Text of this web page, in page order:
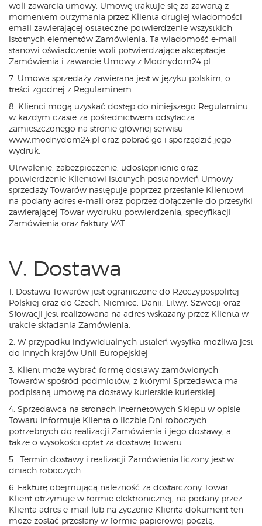
woli zawarcia umowy. Umowę traktuje się za zawartą z
momentem otrzymania przez Klienta drugiej wiadomości
email zawierającej ostateczne potwierdzenie wszystkich
istotnych elementów Zamówienia. Ta wiadomość e-mail
stanowi oświadczenie woli potwierdzające akceptacje
Zamówienia i zawarcie Umowy z Modnydom24.pl.
7. Umowa sprzedaży zawierana jest w języku polskim, o
treści zgodnej z Regulaminem.
8. Klienci mogą uzyskać dostęp do niniejszego Regulaminu
w każdym czasie za pośrednictwem odsyłacza
zamieszczonego na stronie głównej serwisu
www.modnydom24.pl oraz pobrać go i sporządzić jego
wydruk.
Utrwalenie, zabezpieczenie, udostępnienie oraz
potwierdzenie Klientowi istotnych postanowień Umowy
sprzedaży Towarów następuje poprzez przesłanie Klientowi
na podany adres e-mail oraz poprzez dołączenie do przesyłki
zawierającej Towar wydruku potwierdzenia, specyfikacji
Zamówienia oraz faktury VAT.
V. Dostawa
1. Dostawa Towarów jest ograniczone do Rzeczypospolitej
Polskiej oraz do Czech, Niemiec, Danii, Litwy, Szwecji oraz
Słowacji jest realizowana na adres wskazany przez Klienta w
trakcie składania Zamówienia.
2. W przypadku indywidualnych ustaleń wysyłka możliwa jest
do innych krajów Unii Europejskiej
3. Klient może wybrać formę dostawy zamówionych
Towarów spośród podmiotów, z którymi Sprzedawca ma
podpisaną umowę na dostawy kurierskie kurierskiej.
4. Sprzedawca na stronach internetowych Sklepu w opisie
Towaru informuje Klienta o liczbie Dni roboczych
potrzebnych do realizacji Zamówienia i jego dostawy, a
także o wysokości opłat za dostawę Towaru.
5. Termin dostawy i realizacji Zamówienia liczony jest w
dniach roboczych.
6. Fakturę obejmującą należność za dostarczony Towar
Klient otrzymuje w formie elektronicznej, na podany przez
Klienta adres e-mail lub na życzenie Klienta dokument ten
może zostać przesłany w formie papierowej pocztą.